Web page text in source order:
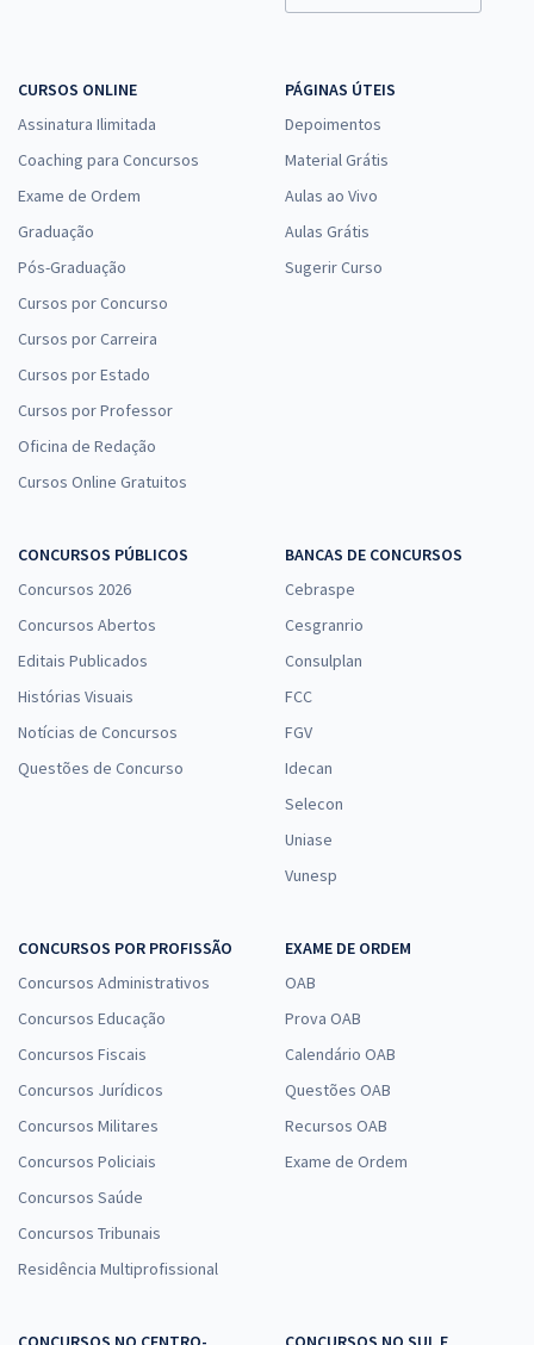
CURSOS ONLINE
Assinatura Ilimitada
Coaching para Concursos
Exame de Ordem
Graduação
Pós-Graduação
Cursos por Concurso
Cursos por Carreira
Cursos por Estado
Cursos por Professor
Oficina de Redação
Cursos Online Gratuitos
PÁGINAS ÚTEIS
Depoimentos
Material Grátis
Aulas ao Vivo
Aulas Grátis
Sugerir Curso
CONCURSOS PÚBLICOS
Concursos 2026
Concursos Abertos
Editais Publicados
Histórias Visuais
Notícias de Concursos
Questões de Concurso
BANCAS DE CONCURSOS
Cebraspe
Cesgranrio
Consulplan
FCC
FGV
Idecan
Selecon
Uniase
Vunesp
CONCURSOS POR PROFISSÃO
Concursos Administrativos
Concursos Educação
Concursos Fiscais
Concursos Jurídicos
Concursos Militares
Concursos Policiais
Concursos Saúde
Concursos Tribunais
Residência Multiprofissional
EXAME DE ORDEM
OAB
Prova OAB
Calendário OAB
Questões OAB
Recursos OAB
Exame de Ordem